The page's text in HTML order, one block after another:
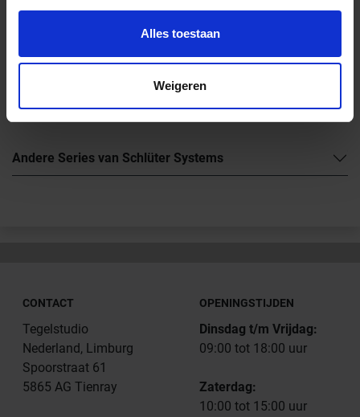
Alles toestaan
Weigeren
Downloads
Andere Series van Schlüter Systems
CONTACT
Tegelstudio
Nederland, Limburg
Spoorstraat 61
5865 AG Tienray
OPENINGSTIJDEN
Dinsdag t/m Vrijdag:
09:00 tot 18:00 uur
Zaterdag:
10:00 tot 15:00 uur